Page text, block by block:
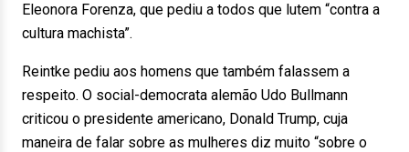
Eleonora Forenza, que pediu a todos que lutem “contra a
cultura machista”.
Reintke pediu aos homens que também falassem a
respeito. O social-democrata alemão Udo Bullmann
criticou o presidente americano, Donald Trump, cuja
maneira de falar sobre as mulheres diz muito “sobre o